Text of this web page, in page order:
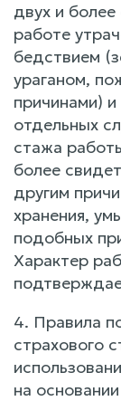
двух и
работе
бедствием
ураганом,
причинами)
отдельных
стажа
более
другим
хранения,
подобных
Характер
4. Правила
страхового
на